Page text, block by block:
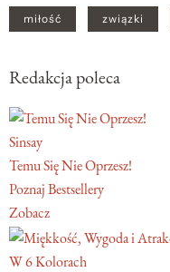
miłość związki
Redakcja poleca
Sinsay
Temu Się Nie Oprzesz!
Poznaj Bestsellery
Zobacz
W 6 Kolorach